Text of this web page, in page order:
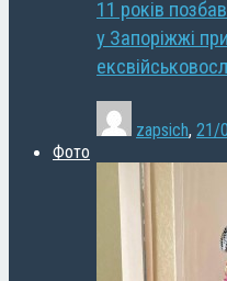
11 років
у Запоріжжі
zapsich, 21/
Фото